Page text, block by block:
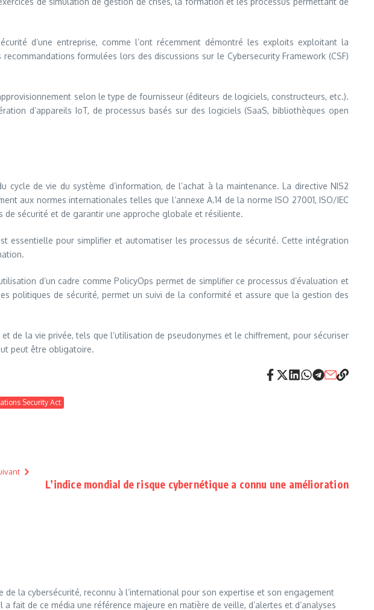
d’une entreprise, comme l’ont récemment démontré les exploits exploitant la
formulées lors des discussions sur le Cybersecurity Framework (CSF)
selon le type de fournisseur (éditeurs de logiciels, constructeurs, etc.).
d’appareils IoT, de processus basés sur des logiciels (SaaS, bibliothèques open
de vie du système d’information, de l’achat à la maintenance. La directive NIS2
aux normes internationales telles que l’annexe A.14 de la norme ISO 27001, ISO/IEC
de sécurité et de garantir une approche globale et résiliente.
essentielle pour simplifier et automatiser les processus de sécurité. Cette intégration
d’un cadre comme PolicyOps permet de simplifier ce processus d’évaluation et
politiques de sécurité, permet un suivi de la conformité et assure que la gestion des
de la vie privée, tels que l’utilisation de pseudonymes et le chiffrement, pour sécuriser
peut être obligatoire.
Security Act
L’indice mondial de risque cybernétique a connu une amélioration
la cybersécurité, reconnu à l’international pour son expertise et son engagement
fait de ce média une référence majeure en matière de veille, d’alertes et d’analyses